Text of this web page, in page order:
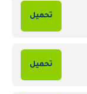
تحميل
تحميل